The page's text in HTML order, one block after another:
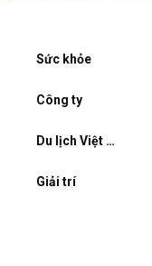
Sức khỏe
Công ty
Du lịch Việt Nam
Giải trí